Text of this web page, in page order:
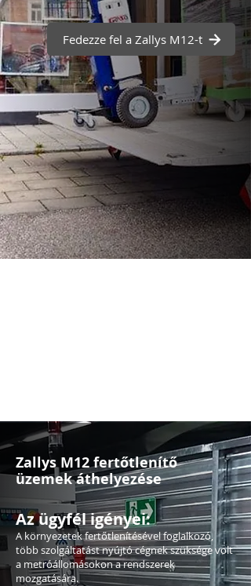
Fedezze fel a Zallys M12-t
Zallys M12 fertőtlenítő
üzemek áthelyezése
Az ügyfél igényei:
A környezetek fertőtlenítésével foglalkozó,
több szolgáltatást nyújtó cégnek szüksége volt
a metróállomásokon a rendszerek
mozgatására.